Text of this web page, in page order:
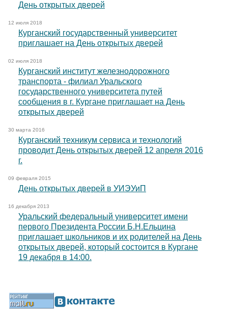
День открытых дверей
12 июля 2018
Курганский государственный университет
приглашает на День открытых дверей
02 июля 2018
Курганский институт железнодорожного
транспорта - филиал Уральского
государственного университета путей
сообщения в г. Кургане приглашает на День
открытых дверей
30 марта 2016
Курганский техникум сервиса и технологий
проводит День открытых дверей 12 апреля 2016
г.
09 февраля 2015
День открытых дверей в УИЭУиП
16 декабря 2013
Уральский федеральный университет имени
первого Президента России Б.Н.Ельцина
приглашает школьников и их родителей на День
открытых дверей, который состоится в Кургане
19 декабря в 14:00.